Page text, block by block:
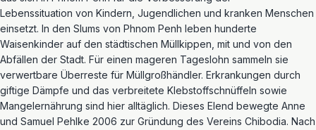
Lebenssituation von Kindern, Jugendlichen und kranken Menschen
einsetzt. In den Slums von Phnom Penh leben hunderte
Waisenkinder auf den städtischen Müllkippen, mit und von den
Abfällen der Stadt. Für einen mageren Tageslohn sammeln sie
verwertbare Überreste für Müllgroßhändler. Erkrankungen durch
giftige Dämpfe und das verbreitete Klebstoffschnüffeln sowie
Mangelernährung sind hier alltäglich. Dieses Elend bewegte Anne
und Samuel Pehlke 2006 zur Gründung des Vereins Chibodia. Nach